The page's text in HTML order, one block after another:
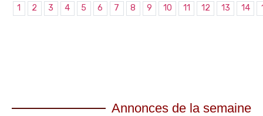
1 2 3 4 5 6 7 8 9 10 11 12 13 14
Annonces de la semaine